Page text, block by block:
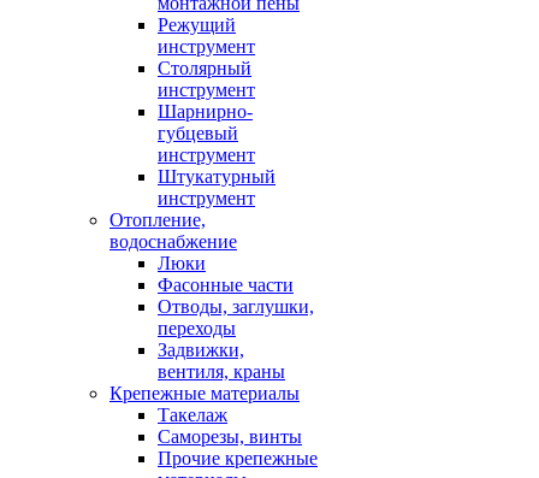
Режущий
инструмент
Столярный
инструмент
Шарнирно-
губцевый
инструмент
Штукатурный
инструмент
Отопление,
водоснабжение
Люки
Фасонные части
Отводы, заглушки,
переходы
Задвижки,
вентиля, краны
Крепежные материалы
Такелаж
Саморезы, винты
Прочие крепежные